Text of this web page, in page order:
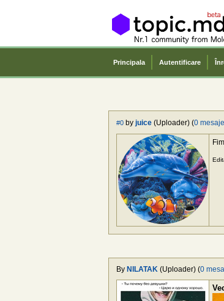
Principala Autentificare
#0 by juice (Uploader) (0 mesaje
By NILATAK (Uploader) (0